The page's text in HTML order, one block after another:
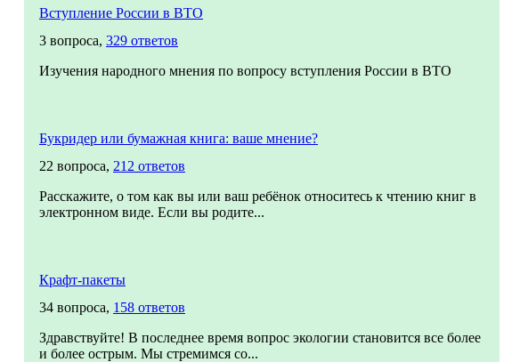
Вступление России в ВТО
3 вопроса, 329 ответов
Изучения народного мнения по вопросу вступления России в ВТО
Букридер или бумажная книга: ваше мнение?
22 вопроса, 212 ответов
Расскажите, о том как вы или ваш ребёнок относитесь к чтению книг в
электронном виде. Если вы родите...
Крафт-пакеты
34 вопроса, 158 ответов
Здравствуйте! В последнее время вопрос экологии становится все более
и более острым. Мы стремимся со...